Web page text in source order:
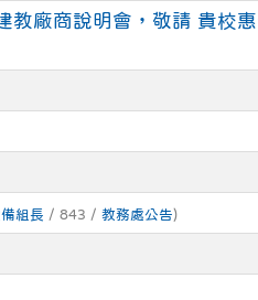
廠商說明會，敬請 貴校
組長 / 843 /教務處公告)